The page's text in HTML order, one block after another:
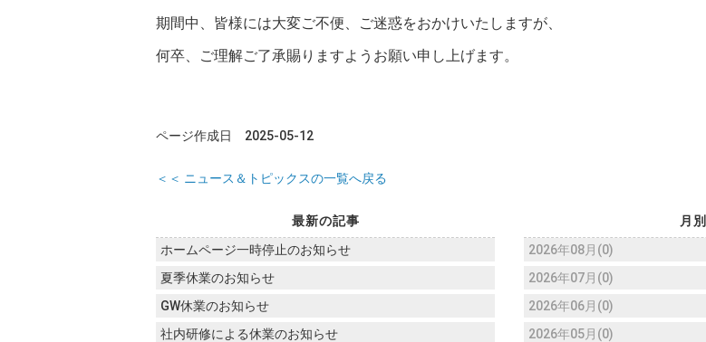
期間中、皆様には大変ご不便、ご迷惑をおかけいたしますが、
何卒、ご理解ご了承賜りますようお願い申し上げます。
ページ作成日 2025-05-12
＜＜ ニュース＆トピックスの一覧へ戻る
最新の記事
ホームページ一時停止のお知らせ
夏季休業のお知らせ
GW休業のお知らせ
社内研修による休業のお知らせ
月別
2026年08月(0)
2026年07月(0)
2026年06月(0)
2026年05月(0)